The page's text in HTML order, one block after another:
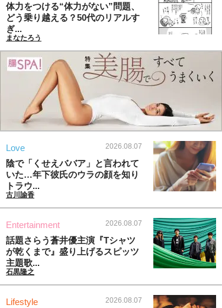
体力をつける“体力がない”問題、
どう乗り越える？50代のリアルす
ぎ...
まなたろう
Love 2026.08.07
陰で「くせえババア」と言われて
いた…年下彼氏のウラの顔を知り
トラウ...
古川諭香
Entertainment 2026.08.07
話題さらう蒼井優主演『Tシャツ
が乾くまで』盛り上げるスピッツ
主題歌...
石黒隆之
Lifestyle 2026.08.07